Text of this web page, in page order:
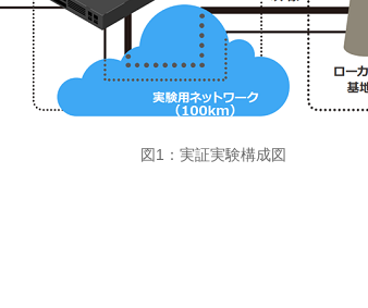
図1：実証実験構成図